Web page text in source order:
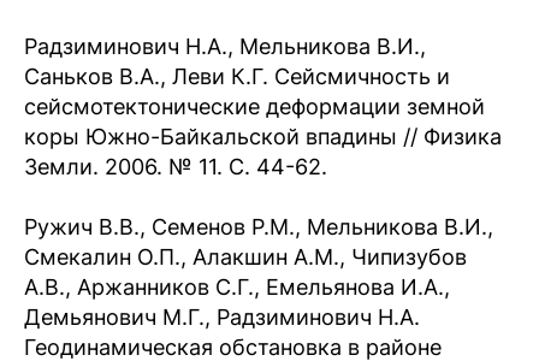
Радзиминович Н.А., Мельникова В.И.,
Саньков В.А., Леви К.Г. Сейсмичность и
сейсмотектонические деформации земной
коры Южно-Байкальской впадины // Физика
Земли. 2006. № 11. С. 44-62.
Ружич В.В., Семенов Р.М., Мельникова В.И.,
Смекалин О.П., Алакшин А.М., Чипизубов
А.В., Аржанников С.Г., Емельянова И.А.,
Демьянович М.Г., Радзиминович Н.А.
Геодинамическая обстановка в районе